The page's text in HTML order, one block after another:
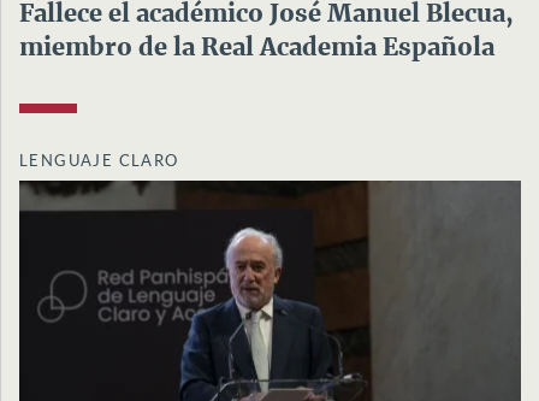
Fallece el académico José Manuel Blecua,
miembro de la Real Academia Española
LENGUAJE CLARO